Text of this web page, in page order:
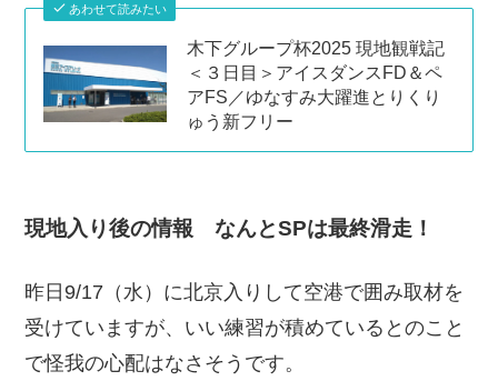
あわせて読みたい
木下グループ杯2025 現地観戦記
＜３日目＞アイスダンスFD＆ペ
アFS／ゆなすみ大躍進とりくり
ゅう新フリー
現地入り後の情報 なんとSPは最終滑走！
昨日9/17（水）に北京入りして空港で囲み取材を
受けていますが、いい練習が積めているとのこと
で怪我の心配はなさそうです。